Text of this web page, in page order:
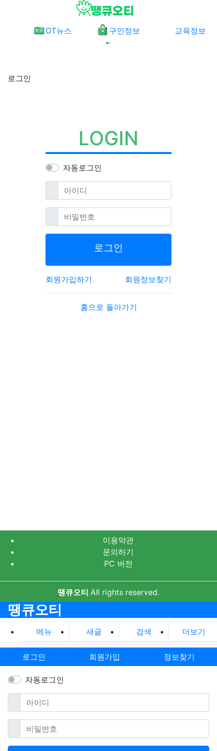
OT뉴스 구인정보 교육정보
로그인
LOGIN
자동로그인
아이디필수
비밀번호필수
로그인
회원가입하기 회원정보찾기
홈으로 돌아가기
이용약관
문의하기
PC 버전
땡큐오티 All rights reserved.
땡큐오티
메뉴 새글 검색 더보기
로그인 회원가입 정보찾기
자동로그인
아이디필수
비밀번호필수